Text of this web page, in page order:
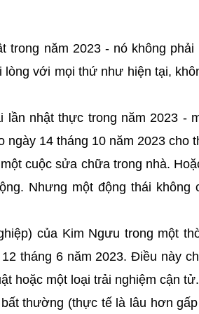
trong năm 2023 - nó không phải
với mọi thứ như hiện tại,
nhật thực trong năm 2023 -
ngày 14 tháng 10 năm 2023 cho
cuộc sửa chữa trong nhà.
Nhưng một động thái không
của Kim Ngưu trong một
tháng 6 năm 2023. Điều này
hoặc một loại trải nghiệm cận tử.
thường (thực tế là lâu hơn